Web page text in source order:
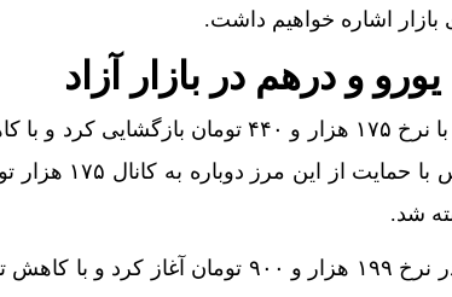
به حقیقت می‌پیوندند
دیده جنگ تسهیلات داده میشود+ جزئیات
15 مرداد
آینده در اندروید غیرفعال و جمینای جایگزین
قطارهای اربعین؛ خدمات بهتر برای بازگشت
رسید/ واکنش طلا و سکه به بازگشایی
بازار اشاره خواهیم داشت.
و درهم در بازار آزاد
هزار و ۸۱۰ تومان پایین